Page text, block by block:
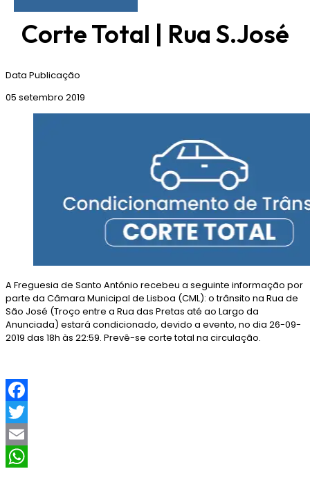
Corte Total | Rua S.José
Data Publicação
05 setembro 2019
A Freguesia de Santo António recebeu a seguinte informação por
parte da Câmara Municipal de Lisboa (CML): o trânsito na Rua de
São José (Troço entre a Rua das Pretas até ao Largo da
Anunciada) estará condicionado, devido a evento, no dia 26-09-
2019 das 18h às 22:59. Prevê-se corte total na circulação.
F
a
c
T
w
E